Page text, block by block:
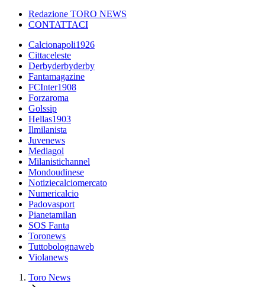
Redazione TORO NEWS
CONTATTACI
Calcionapoli1926
Cittaceleste
Derbyderbyderby
Fantamagazine
FCInter1908
Forzaroma
Golssip
Hellas1903
Ilmilanista
Juvenews
Mediagol
Milanistichannel
Mondoudinese
Notiziecalciomercato
Numericalcio
Padovasport
Pianetamilan
SOS Fanta
Toronews
Tuttobolognaweb
Violanews
Toro News